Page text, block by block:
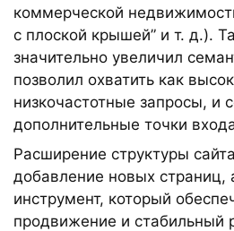
коммерческой
с плоской крышей” и т. д.).
значительно увеличил
позволил охватить как
низкочастотные запросы, и
дополнительные точки
Расширение структуры
добавление новых страниц,
инструмент, который
продвижение и стабильный